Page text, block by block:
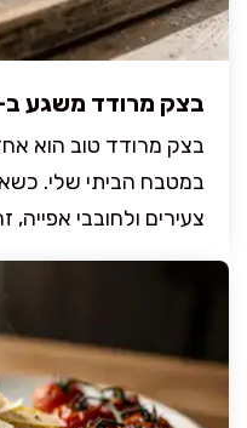
בצק מרודד משגע ב-10 דק', בלי מיקסר
בצק מרודד טוב הוא
במטבח הביתי שלי.
צעירים ולחובבי